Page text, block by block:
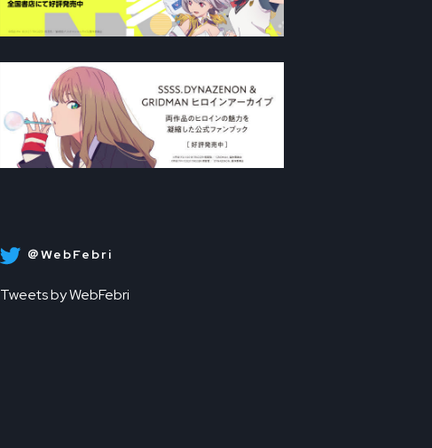
＠WebFebri
Tweets by WebFebri